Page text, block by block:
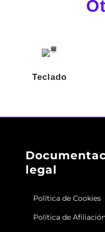
Teclado
legal
Política de Cookies
Política de